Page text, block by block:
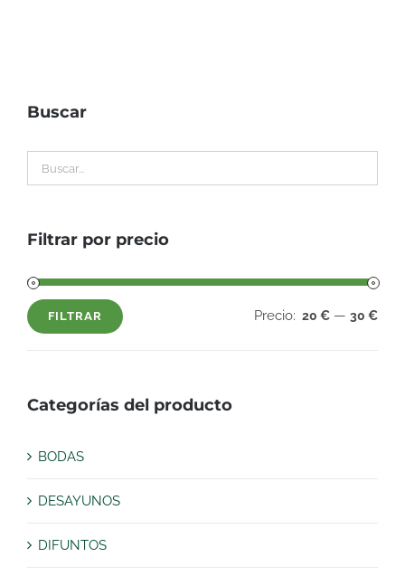
Buscar
Filtrar por precio
Precio
Precio
FILTRAR Precio: 20 € — 30 €
Categorías del producto
BODAS
DESAYUNOS
DIFUNTOS